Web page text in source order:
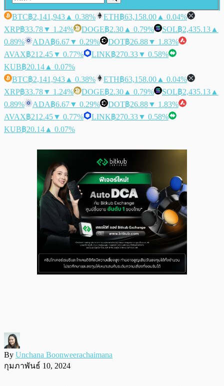
BTC฿2,141,943 ▲ 0.38% ETH฿63,158.00 ▲ 0.04%
XRP฿33.78▼ 1.24% DOGE฿2.30 ▲ 0.79% SOL฿2,435.13 ▲
0.89%
ADA฿6.67▼ 0.29% DOT฿26.88▼ 1.83%
AVAX฿212.45▼ 0.77% LINK฿270.33▼ 0.58%
KUB฿20.14 ▲ 0.07%
BTC฿2,141,943 ▲ 0.38% ETH฿63,158.00 ▲ 0.04%
XRP฿33.78▼ 1.24% DOGE฿2.30 ▲ 0.79% SOL฿2,435.13 ▲
0.89%
ADA฿6.67▼ 0.29% DOT฿26.88▼ 1.83%
AVAX฿212.45▼ 0.77% LINK฿270.33▼ 0.58%
KUB฿20.14 ▲ 0.07%
By Unchana Boonweerachaimana
กุมภาพันธ์ 10, 2024